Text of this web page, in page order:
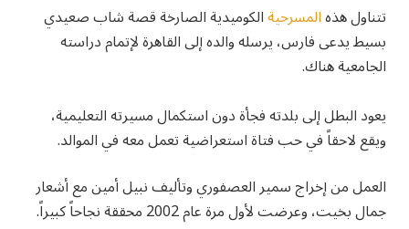
تتناول هذهالمسرحيةالكوميدية الصارخة قصة شاب صعيدي
بسيط يدعى فارس، يرسله والده إلى القاهرة لإتمام دراسته
الجامعية هناك.
يعود البطل إلى بلدته فجأة دون استكمال مسيرته التعليمية،
ويقع لاحقاً في حب فتاة استعراضية تعمل معه في الموالد.
العمل من إخراج سمير العصفوري وتأليف نبيل أمين مع أشعار
جمال بخيت، وعرضت لأول مرة عام 2002 محققة نجاحاً كبيراً.